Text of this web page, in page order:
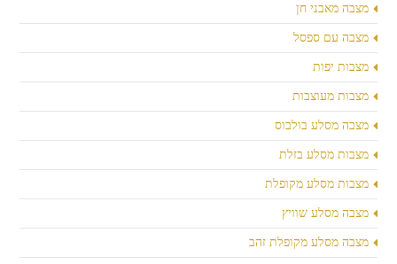
מצבה מאבני חן
מצבה עם ספסל
מצבות יפות
מצבות מעוצבות
מצבה מסלע בולבוס
מצבות מסלע בזלת
מצבות מסלע מקופלת
מצבה מסלע שוויץ
מצבה מסלע מקופלת זהב